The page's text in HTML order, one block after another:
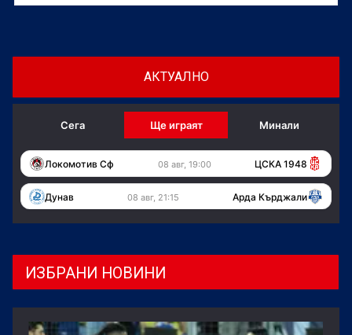
АКТУАЛНО
Сега Ще играят Минали
Локомотив Сф 08 авг, 19:00 ЦСКА 1948
Дунав 08 авг, 21:15 Арда Кърджали
ИЗБРАНИ НОВИНИ